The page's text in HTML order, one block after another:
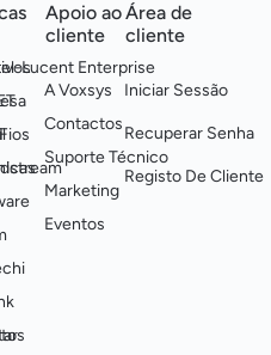
Lucent Enterprise
Apoio ao
cliente
A Voxsys
Contactos
Suporte Técnico
Marketing
Eventos
Área de
cliente
Iniciar Sessão
Recuperar Senha
Registo De Cliente